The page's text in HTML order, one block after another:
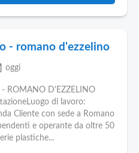
- romano d'ezzelino
oggi
- ROMANO D'EZZELINO
di lavoro:
Cliente con sede a Romano
e operante da oltre 50
plastiche...